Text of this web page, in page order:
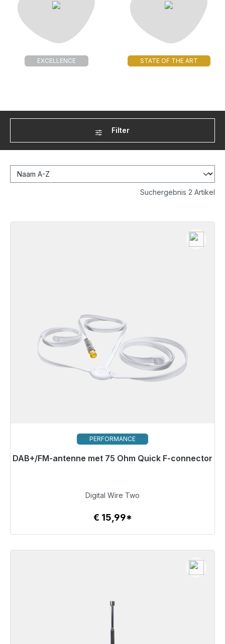
EXCELLENCE STATE OF THE ART
Filter
Suchergebnis 2 Artikel
PERFORMANCE
DAB+/FM-antenne met 75 Ohm Quick F-connector
Klaar voor onmiddellijke verzending, levertijd 48 uur*
Details
Digital Wire Two
€ 15,99*